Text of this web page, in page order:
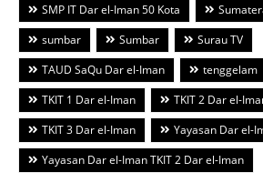
SMP IT Dar el-Iman 50 Kota
sumbar
Sumbar
Surau TV
TAUD SaQu Dar el-Iman
tenggelam
TKIT 1 Dar el-Iman
TKIT 2 Dar el-
TKIT 3 Dar el-Iman
Yayasan Dar el-
Yayasan Dar el-Iman TKIT 2 Dar el-Iman